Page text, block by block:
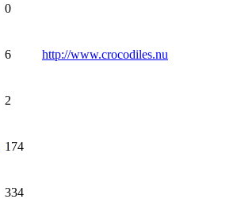
0
6 http://www.crocodiles.nu
2
174
334